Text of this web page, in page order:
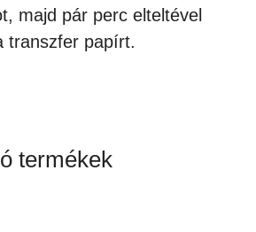
majd pár perc elteltével
transzfer papírt.
termékek